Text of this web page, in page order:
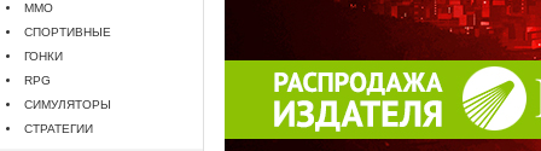
MMO
СПОРТИВНЫЕ
ГОНКИ
RPG
СИМУЛЯТОРЫ
СТРАТЕГИИ